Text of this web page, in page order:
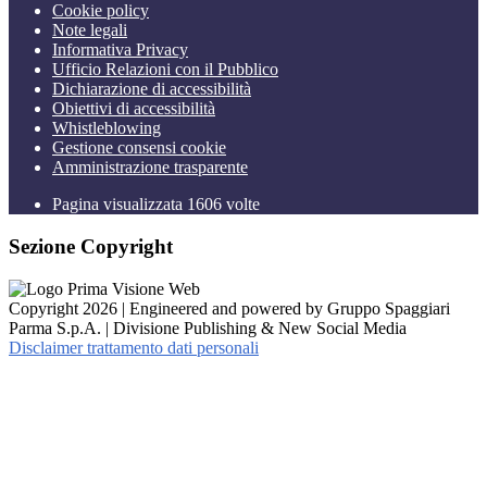
Cookie policy
Note legali
Informativa Privacy
Ufficio Relazioni con il Pubblico
Dichiarazione di accessibilità
Obiettivi di accessibilità
Whistleblowing
Gestione consensi cookie
Amministrazione trasparente
Pagina visualizzata 1606 volte
Sezione Copyright
Copyright 2026 | Engineered and powered by Gruppo Spaggiari
Parma S.p.A. | Divisione Publishing & New Social Media
Disclaimer trattamento dati personali